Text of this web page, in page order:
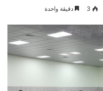
3 دقيقة واحدة